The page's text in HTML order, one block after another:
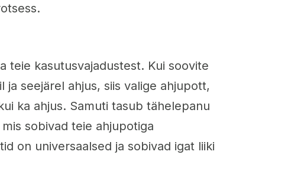
teie kasutusvajadustest. Kui soovite
ja seejärel ahjus, siis valige ahjupott,
ka ahjus. Samuti tasub tähelepanu
sobivad teie ahjupotiga
on universaalsed ja sobivad igat liiki